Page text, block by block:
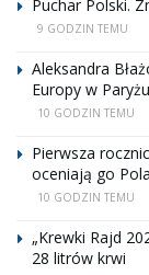
Puchar Polski.
9 GODZIN TEMU
Aleksandra
Europy w Paryżu
10 GODZIN TEMU
Pierwsza
oceniają go
10 GODZIN TEMU
„Krewki Rajd
28 litrów krwi